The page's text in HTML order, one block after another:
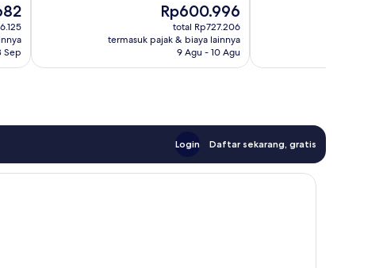
Sep
Harga
sekarang
Rp600.996
Rp600.996
total Rp727.206
termasuk pajak & biaya lainnya
9 Agu - 10 Agu
Login Daftar sekarang, gratis